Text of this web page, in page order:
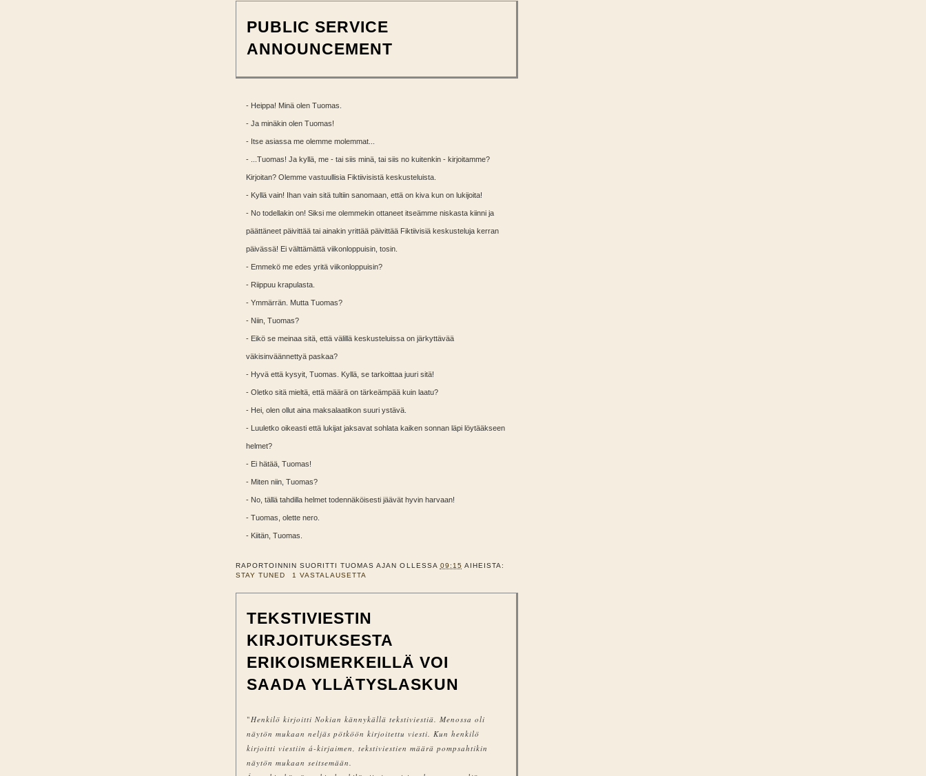
PUBLIC SERVICE
ANNOUNCEMENT
- Heippa! Minä olen Tuomas.
- Ja minäkin olen Tuomas!
- Itse asiassa me olemme molemmat...
- ...Tuomas! Ja kyllä, me - tai siis minä, tai siis no kuitenkin - kirjoitamme?
Kirjoitan? Olemme vastuullisia Fiktiivisistä keskusteluista.
- Kyllä vain! Ihan vain sitä tultiin sanomaan, että on kiva kun on lukijoita!
- No todellakin on! Siksi me olemmekin ottaneet itseämme niskasta kiinni ja
päättäneet päivittää tai ainakin yrittää päivittää Fiktiivisiä keskusteluja kerran
päivässä! Ei välttämättä viikonloppuisin, tosin.
- Emmekö me edes yritä viikonloppuisin?
- Riippuu krapulasta.
- Ymmärrän. Mutta Tuomas?
- Niin, Tuomas?
- Eikö se meinaa sitä, että välillä keskusteluissa on järkyttävää
väkisinväännettyä paskaa?
- Hyvä että kysyit, Tuomas. Kyllä, se tarkoittaa juuri sitä!
- Oletko sitä mieltä, että määrä on tärkeämpää kuin laatu?
- Hei, olen ollut aina maksalaatikon suuri ystävä.
- Luuletko oikeasti että lukijat jaksavat sohlata kaiken sonnan läpi löytääkseen
helmet?
- Ei hätää, Tuomas!
- Miten niin, Tuomas?
- No, tällä tahdilla helmet todennäköisesti jäävät hyvin harvaan!
- Tuomas, olette nero.
- Kiitän, Tuomas.
RAPORTOINNIN SUORITTITUOMAS AJAN OLLESSA 09:15 AIHEISTA:
STAY TUNED
1 VASTALAUSETTA
TEKSTIVIESTIN
KIRJOITUKSESTA
ERIKOISMERKEILLÄ VOI
SAADA YLLÄTYSLASKUN
"Henkilö kirjoitti Nokian kännykällä tekstiviestiä. Menossa oli
näytön mukaan neljäs pötköön kirjoitettu viesti. Kun henkilö
kirjoitti viestiin á-kirjaimen, tekstiviestien määrä pompsahtikin
näytön mukaan seitsemään.